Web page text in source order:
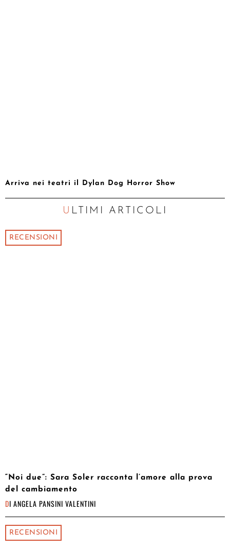
Arriva nei teatri il Dylan Dog Horror Show
ULTIMI ARTICOLI
RECENSIONI
“Noi due”: Sara Soler racconta l’amore alla prova
del cambiamento
DI ANGELA PANSINI VALENTINI
RECENSIONI